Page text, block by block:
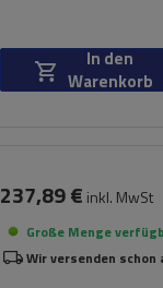
In den
Warenkorb
237,89 € inkl. MwSt
Große Menge
Wir versenden schon